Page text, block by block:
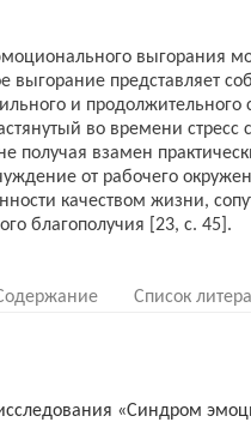
выгорания
выгорание представляет
и продолжительного
во времени стресс
получая взамен
от рабочего
качеством жизни,
благополучия [23, с. 45].
Список
«Синдром